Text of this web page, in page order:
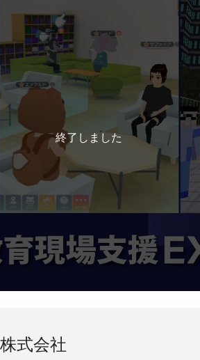
終了しました
式会社